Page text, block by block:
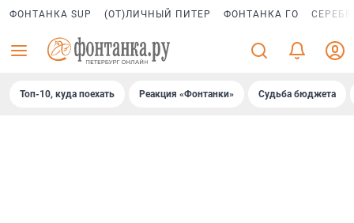
ФОНТАНКА SUP (ОТ)ЛИЧНЫЙ ПИТЕР ФОНТАНКА ГО
Топ-10, куда поехать Реакция «Фонтанки» Судьба бюджета